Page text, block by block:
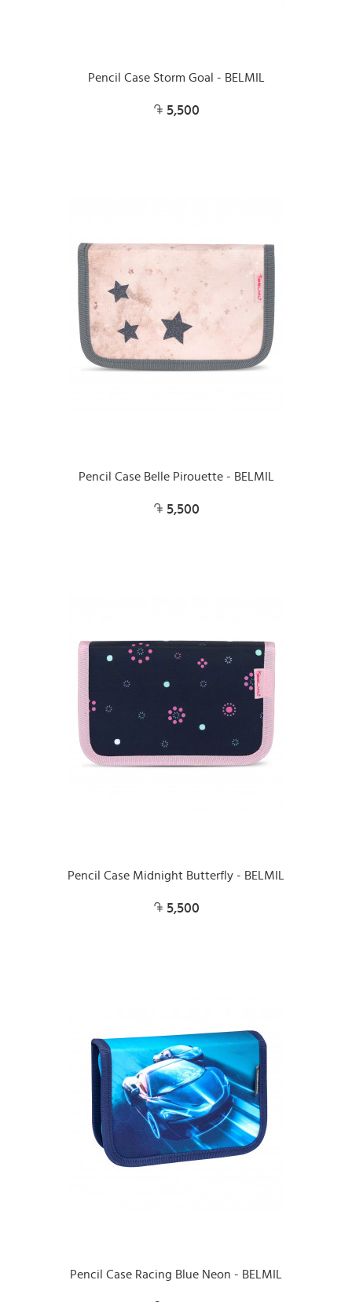
Pencil Case Storm Goal - BELMIL
5,500
Pencil Case Belle Pirouette - BELMIL
5,500
Pencil Case Midnight Butterfly - BELMIL
5,500
Pencil Case Racing Blue Neon - BELMIL